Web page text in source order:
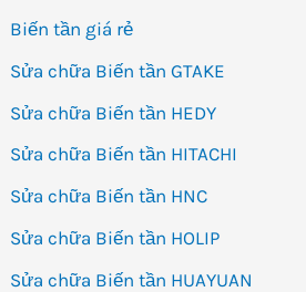
Biến tần giá rẻ
Sửa chữa Biến tần GTAKE
Sửa chữa Biến tần HEDY
Sửa chữa Biến tần HITACHI
Sửa chữa Biến tần HNC
Sửa chữa Biến tần HOLIP
Sửa chữa Biến tần HUAYUAN